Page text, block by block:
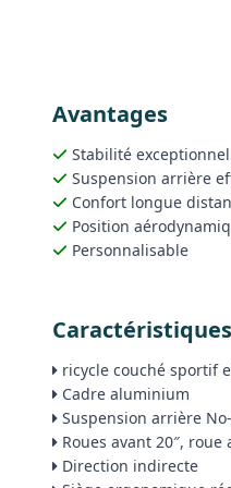
Avantages
Stabilité
Suspension arrière
Confort longue
Position
Personnalisable
Caractéristiques
ricycle couché sportif
Cadre aluminium
Suspension arrière
Roues avant 20″, roue
Direction indirecte